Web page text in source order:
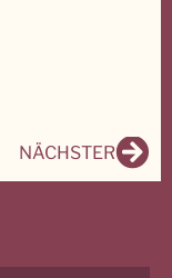
NÄCHSTER